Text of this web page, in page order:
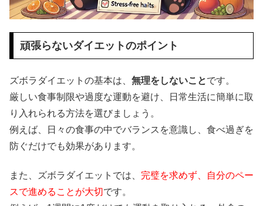
頑張らないダイエットのポイント
ズボラダイエットの基本は、 無理をしないことです。
厳しい食事制限や過度な運動を避け、日常生活に簡単に取
り入れられる方法を選びましょう。
例えば、日々の食事の中でバランスを意識し、食べ過ぎを
防ぐだけでも効果があります。
また、ズボラダイエットでは、 完璧を求めず、自分のペー
スで進めることが大切です。